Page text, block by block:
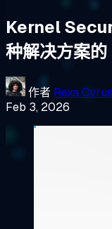
Kernel
种解决方案
作者 Rexa Cyrus
Feb 3, 2026